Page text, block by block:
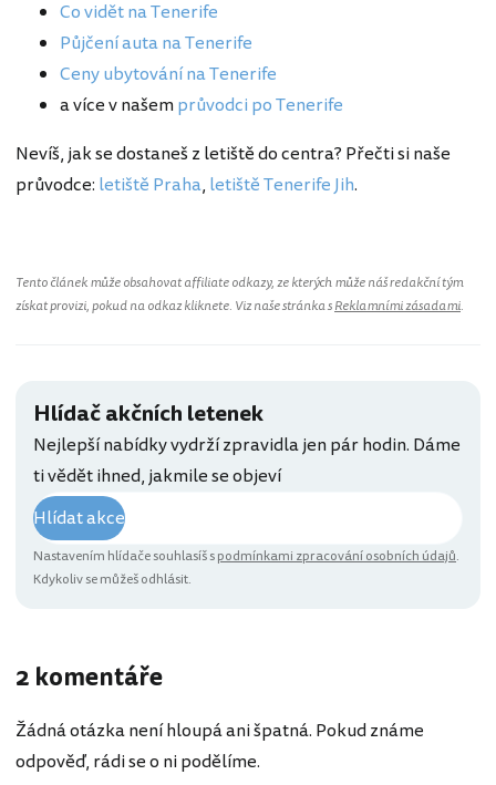
Co vidět na Tenerife
Půjčení auta na Tenerife
Ceny ubytování na Tenerife
a více v našemprůvodci po Tenerife
Nevíš, jak se dostaneš z letiště do centra? Přečti si naše
průvodce: letiště Praha, letiště Tenerife Jih.
Tento článek může obsahovat affiliate odkazy, ze kterých může náš redakční tým
získat provizi, pokud na odkaz kliknete. Viz naše stránka sReklamními zásadami.
Hlídač akčních letenek
Nejlepší nabídky vydrží zpravidla jen pár hodin. Dáme
ti vědět ihned, jakmile se objeví
Hlídat akce
Nastavením hlídače souhlasíš spodmínkami zpracování osobních údajů.
Kdykoliv se můžeš odhlásit.
2 komentáře
Žádná otázka není hloupá ani špatná. Pokud známe
odpověď, rádi se o ni podělíme.